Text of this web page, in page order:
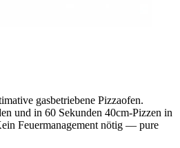
gasbetriebene Pizzaofen.
und in 60 Sekunden 40cm-Pizzen in
Feuermanagement nötig — pure